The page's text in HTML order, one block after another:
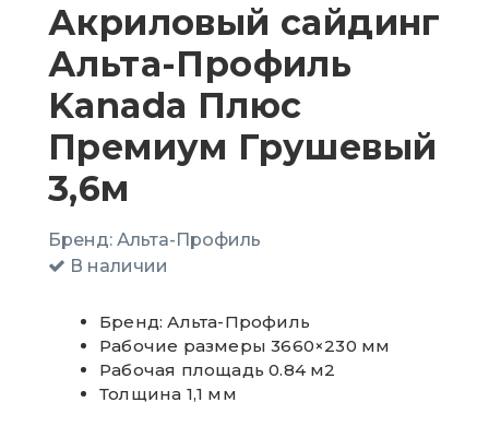
Акриловый сайдинг
Альта-Профиль
Kanada Плюс
Премиум Грушевый
3,6м
Бренд: Альта-Профиль
В наличии
Бренд: Альта-Профиль
Рабочие размеры 3660×230 мм
Рабочая площадь 0.84 м2
Толщина 1,1 мм